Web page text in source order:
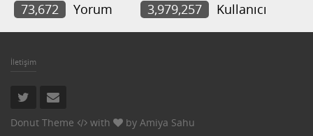
73,672
Yorum 3,979,257 Kullanıcı
İletişim
Donut Theme with by Amiya Sahu